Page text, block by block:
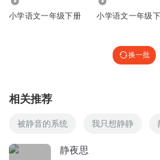
个人的的人突然听到他人的认同
1363970omns
小学语文一年级下册 小学语文一年级
换一批
相关推荐
被静音的系统 我只想静静
静夜思